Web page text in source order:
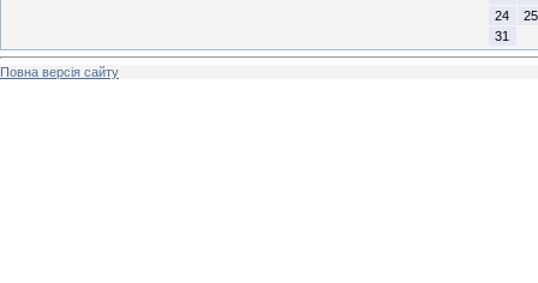
24
25
31
Повна версія сайту